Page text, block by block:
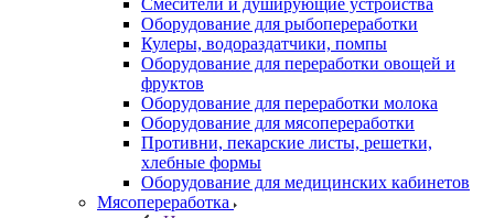
Смесители и душирующие устройства
Оборудование для рыбопереработки
Кулеры, водораздатчики, помпы
Оборудование для переработки овощей и
фруктов
Оборудование для переработки молока
Оборудование для мясопереработки
Противни, пекарские листы, решетки,
хлебные формы
Оборудование для медицинских кабинетов
Мясопереработка